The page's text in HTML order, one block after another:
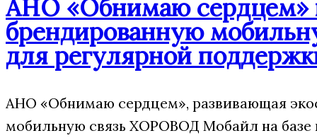
АНО «Обнимаю сердцем»
брендированную
для регулярной
АНО «Обнимаю сердцем», развивающая
мобильную связь ХОРОВОД Мобайл на